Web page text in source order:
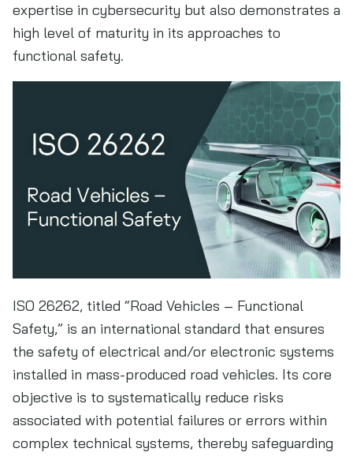
expertise in cybersecurity but also demonstrates a
high level of maturity in its approaches to
functional safety.
ISO 26262, titled “Road Vehicles – Functional
Safety,” is an international standard that ensures
the safety of electrical and/or electronic systems
installed in mass-produced road vehicles. Its core
objective is to systematically reduce risks
associated with potential failures or errors within
complex technical systems, thereby safeguarding